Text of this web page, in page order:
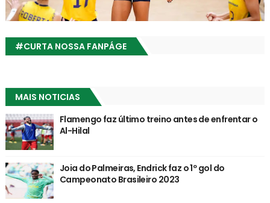
#CURTA NOSSA FANPÁGE
MAIS NOTICIAS
Flamengo faz último treino antes de enfrentar o
Al-Hilal
Joia do Palmeiras, Endrick faz o 1º gol do
Campeonato Brasileiro 2023